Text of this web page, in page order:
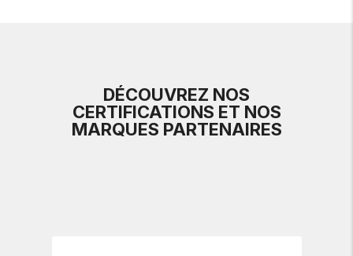
DÉCOUVREZ NOS
CERTIFICATIONS ET NOS
MARQUES PARTENAIRES